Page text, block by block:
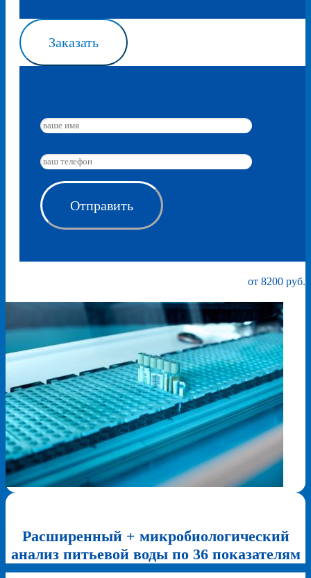
Заказать
от 8200 руб.
Расширенный + микробиологический
анализ питьевой воды по 36 показателям